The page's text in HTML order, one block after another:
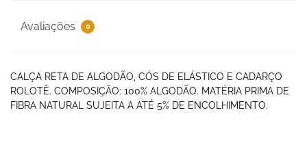
Avaliações 0
CALÇA RETA DE ALGODÃO, CÓS DE ELÁSTICO E CADARÇO
ROLOTÊ. COMPOSIÇÃO: 100% ALGODÃO. MATÉRIA PRIMA DE
FIBRA NATURAL SUJEITA A ATÉ 5% DE ENCOLHIMENTO.